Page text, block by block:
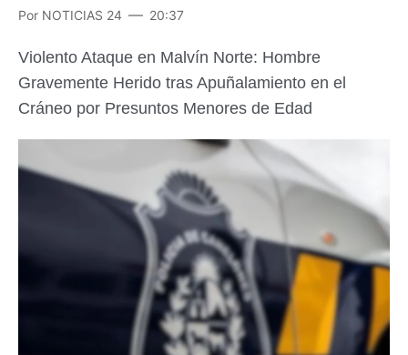
Por NOTICIAS 24 20:37
Violento Ataque en Malvín Norte: Hombre
Gravemente Herido tras Apuñalamiento en el
Cráneo por Presuntos Menores de Edad